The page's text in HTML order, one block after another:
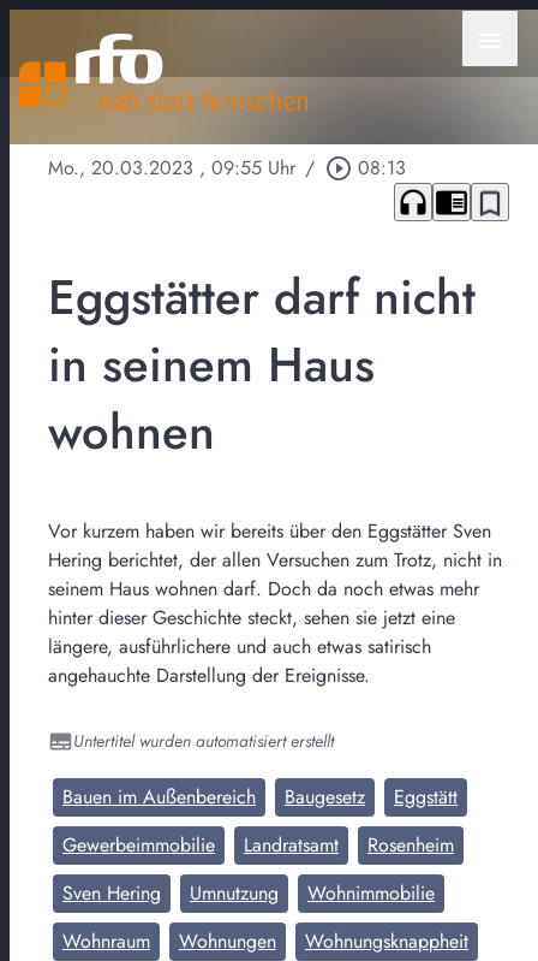
Mo., 20.03.2023 , 09:55 Uhr / play_circle_outline 08:13
headphones chrome_reader_mode bookmark_border
Eggstätter darf nicht
in seinem Haus
wohnen
Vor kurzem haben wir bereits über den Eggstätter Sven
Hering berichtet, der allen Versuchen zum Trotz, nicht in
seinem Haus wohnen darf. Doch da noch etwas mehr
hinter dieser Geschichte steckt, sehen sie jetzt eine
längere, ausführlichere und auch etwas satirisch
angehauchte Darstellung der Ereignisse.
Untertitel wurden automatisiert erstellt
Bauen im Außenbereich Baugesetz
Eggstätt
Gewerbeimmobilie
Landratsamt
Rosenheim
Sven Hering
Umnutzung
Wohnimmobilie
Wohnraum
Wohnungen Wohnungsknappheit